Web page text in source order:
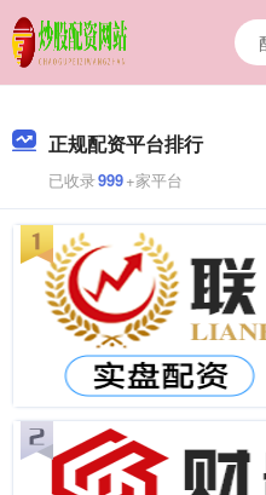
正规配资平台排行
已收录999+家平台